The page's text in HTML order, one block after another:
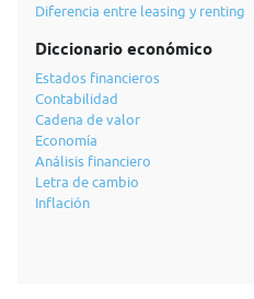
Diferencia entre leasing y renting
Diccionario económico
Estados financieros
Contabilidad
Cadena de valor
Economía
Análisis financiero
Letra de cambio
Inflación